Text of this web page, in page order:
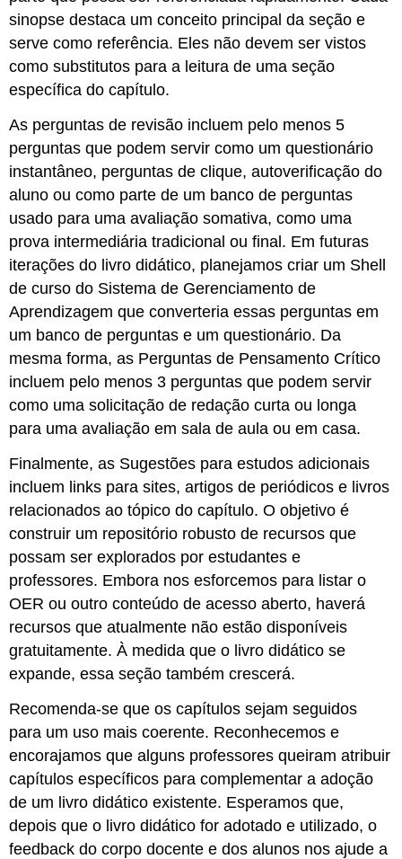
sinopse destaca um conceito principal da seção e
serve como referência. Eles não devem ser vistos
como substitutos para a leitura de uma seção
específica do capítulo.
As perguntas de revisão incluem pelo menos 5
perguntas que podem servir como um questionário
instantâneo, perguntas de clique, autoverificação do
aluno ou como parte de um banco de perguntas
usado para uma avaliação somativa, como uma
prova intermediária tradicional ou final. Em futuras
iterações do livro didático, planejamos criar um Shell
de curso do Sistema de Gerenciamento de
Aprendizagem que converteria essas perguntas em
um banco de perguntas e um questionário. Da
mesma forma, as Perguntas de Pensamento Crítico
incluem pelo menos 3 perguntas que podem servir
como uma solicitação de redação curta ou longa
para uma avaliação em sala de aula ou em casa.
Finalmente, as Sugestões para estudos adicionais
incluem links para sites, artigos de periódicos e livros
relacionados ao tópico do capítulo. O objetivo é
construir um repositório robusto de recursos que
possam ser explorados por estudantes e
professores. Embora nos esforcemos para listar o
OER ou outro conteúdo de acesso aberto, haverá
recursos que atualmente não estão disponíveis
gratuitamente. À medida que o livro didático se
expande, essa seção também crescerá.
Recomenda-se que os capítulos sejam seguidos
para um uso mais coerente. Reconhecemos e
encorajamos que alguns professores queiram atribuir
capítulos específicos para complementar a adoção
de um livro didático existente. Esperamos que,
depois que o livro didático for adotado e utilizado, o
feedback do corpo docente e dos alunos nos ajude a